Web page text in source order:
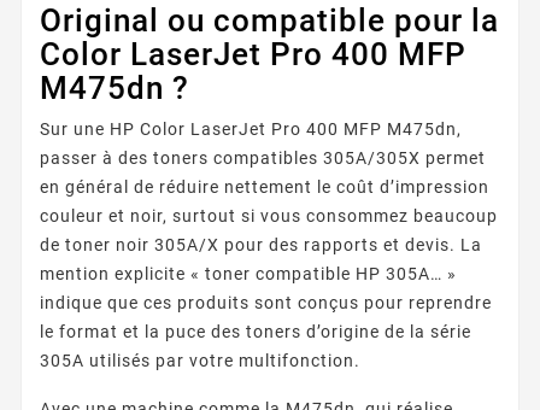
Original ou compatible pour la
Color LaserJet Pro 400 MFP
M475dn ?
Sur une HP Color LaserJet Pro 400 MFP M475dn,
passer à des toners compatibles 305A/305X permet
en général de réduire nettement le coût d’impression
couleur et noir, surtout si vous consommez beaucoup
de toner noir 305A/X pour des rapports et devis. La
mention explicite « toner compatible HP 305A… »
indique que ces produits sont conçus pour reprendre
le format et la puce des toners d’origine de la série
305A utilisés par votre multifonction.